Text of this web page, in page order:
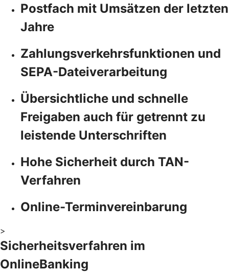
Postfach mit Umsätzen der letzten
Jahre
Zahlungsverkehrsfunktionen und
SEPA-Dateiverarbeitung
Übersichtliche und schnelle
Freigaben auch für getrennt zu
leistende Unterschriften
Hohe Sicherheit durch TAN-
Verfahren
Online-Terminvereinbarung
>
Sicherheitsverfahren im
OnlineBanking